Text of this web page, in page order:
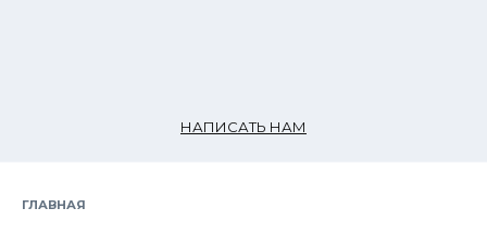
НАПИСАТЬ НАМ
ГЛАВНАЯ